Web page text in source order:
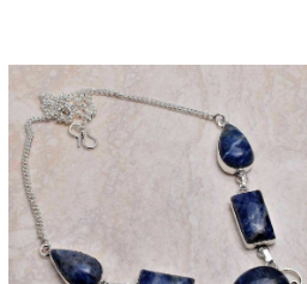
Dans mon panier